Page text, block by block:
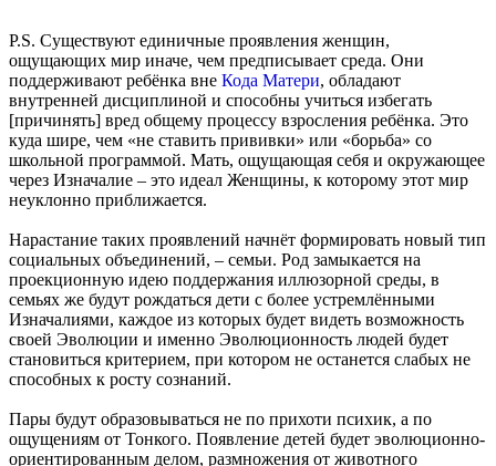
P.S. Существуют единичные проявления женщин,
ощущающих мир иначе, чем предписывает среда. Они
поддерживают ребёнка вне Кода Матери, обладают
внутренней дисциплиной и способны учиться избегать
[причинять] вред общему процессу взросления ребёнка. Это
куда шире, чем «не ставить прививки» или «борьба» со
школьной программой. Мать, ощущающая себя и окружающее
через Изначалие – это идеал Женщины, к которому этот мир
неуклонно приближается.
Нарастание таких проявлений начнёт формировать новый тип
социальных объединений, – семьи. Род замыкается на
проекционную идею поддержания иллюзорной среды, в
семьях же будут рождаться дети с более устремлёнными
Изначалиями, каждое из которых будет видеть возможность
своей Эволюции и именно Эволюционность людей будет
становиться критерием, при котором не останется слабых не
способных к росту сознаний.
Пары будут образовываться не по прихоти психик, а по
ощущениям от Тонкого. Появление детей будет эволюционно-
ориентированным делом, размножения от животного